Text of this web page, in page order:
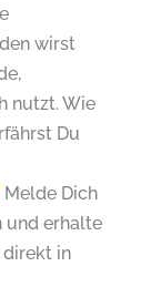
wirst
nutzt. Wie
Du
Melde Dich
und erhalte
in